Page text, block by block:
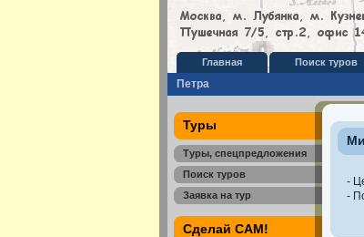
Главная Поиск туров
Петра
Туры
Туры, спецпредложения
Поиск туров
Заявка на тур
Сделай САМ!
-
-